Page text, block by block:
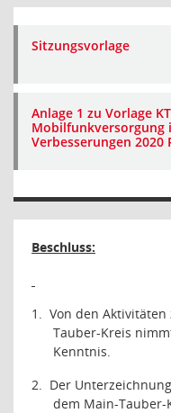
Sitzungsvorlage
Anlage 1 zu Vorlage
Mobilfunkversorgung
Verbesserungen 2020
Beschluss:
1. Von den
Tauber-Kreis
Kenntnis.
2. Der
dem Main-Tauber-